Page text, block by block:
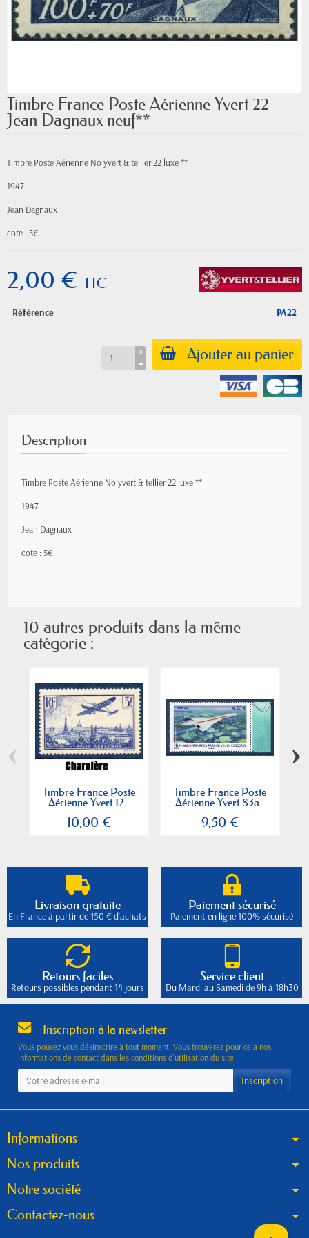
Timbre France Poste Aérienne Yvert 22
Jean Dagnaux neuf**
Timbre Poste Aérienne No yvert & tellier 22 luxe **
1947
Jean Dagnaux
cote : 5€
2,00 € TTC
Référence PA22
Ajouter au panier
Description
Timbre Poste Aérienne No yvert & tellier 22 luxe **
1947
Jean Dagnaux
cote : 5€
10 autres produits dans la même
catégorie :
Timbre France Poste
Aérienne Yvert 12...
10,00 €
Timbre France Poste
Aérienne Yvert 83a...
9,50 €
‹ ›
Livraison gratuite
En France à partir de 150 € d'achats
Paiement sécurisé
Paiement en ligne 100% sécurisé
Retours faciles
Retours possibles pendant 14 jours
Service client
Du Mardi au Samedi de 9h à 18h30
Inscription à la newsletter
Vous pouvez vous désinscrire à tout moment. Vous trouverez pour cela nos
informations de contact dans les conditions d'utilisation du site.
Informations
Nos produits
Notre société
Contactez-nous